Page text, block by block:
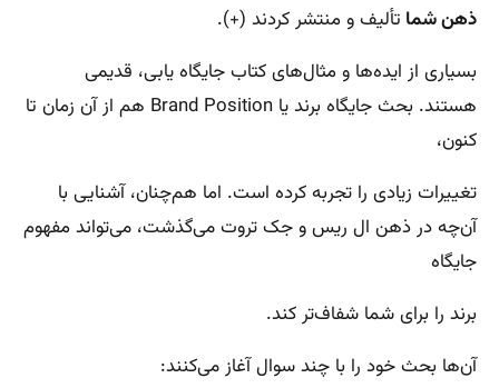
ذهن شما تألیف و منتشر کردند (+).
بسیاری از ایده‌ها و مثال‌های کتاب جایگاه یابی، قدیمی
هستند. بحث جایگاه برند یا Brand Position هم از آن زمان تا
کنون،
تغییرات زیادی را تجربه کرده است. اما هم‌چنان، آشنایی با
آن‌چه در ذهن ال ریس و جک تروت می‌گذشت، می‌تواند مفهوم
جایگاه
برند را برای شما شفاف‌تر کند.
آن‌ها بحث خود را با چند سوال آغاز می‌کنند: